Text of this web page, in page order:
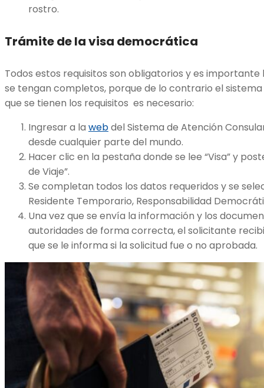
rostro.
Trámite de la visa democrática
Todos estos requisitos son obligatorios y es
se tengan completos, porque de lo contrario el
que se tienen los requisitos es necesario:
Ingresar a la webdel Sistema de Atención
desde cualquier parte del mundo.
Hacer clic en la pestaña donde se lee “Visa” y
de Viaje”.
Se completan todos los datos requeridos y se
Residente Temporario, Responsabilidad
Una vez que se envía la información y los
autoridades de forma correcta, el solicitante
que se le informa si la solicitud fue o no aprobada.